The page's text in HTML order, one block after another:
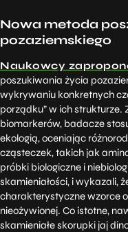
Nowa metoda
pozaziemskiego
Naukowcy
poszukiwania życia
wykrywaniu konkretnych
porządku” w ich
biomarkerów, badacze
ekologią, oceniając
cząsteczek, takich jak
próbki biologiczne i
skamieniałości, i wykazali,
charakterystyczne wzorce
nieożywionej. Co istotne,
skamieniałe skorupki jaj